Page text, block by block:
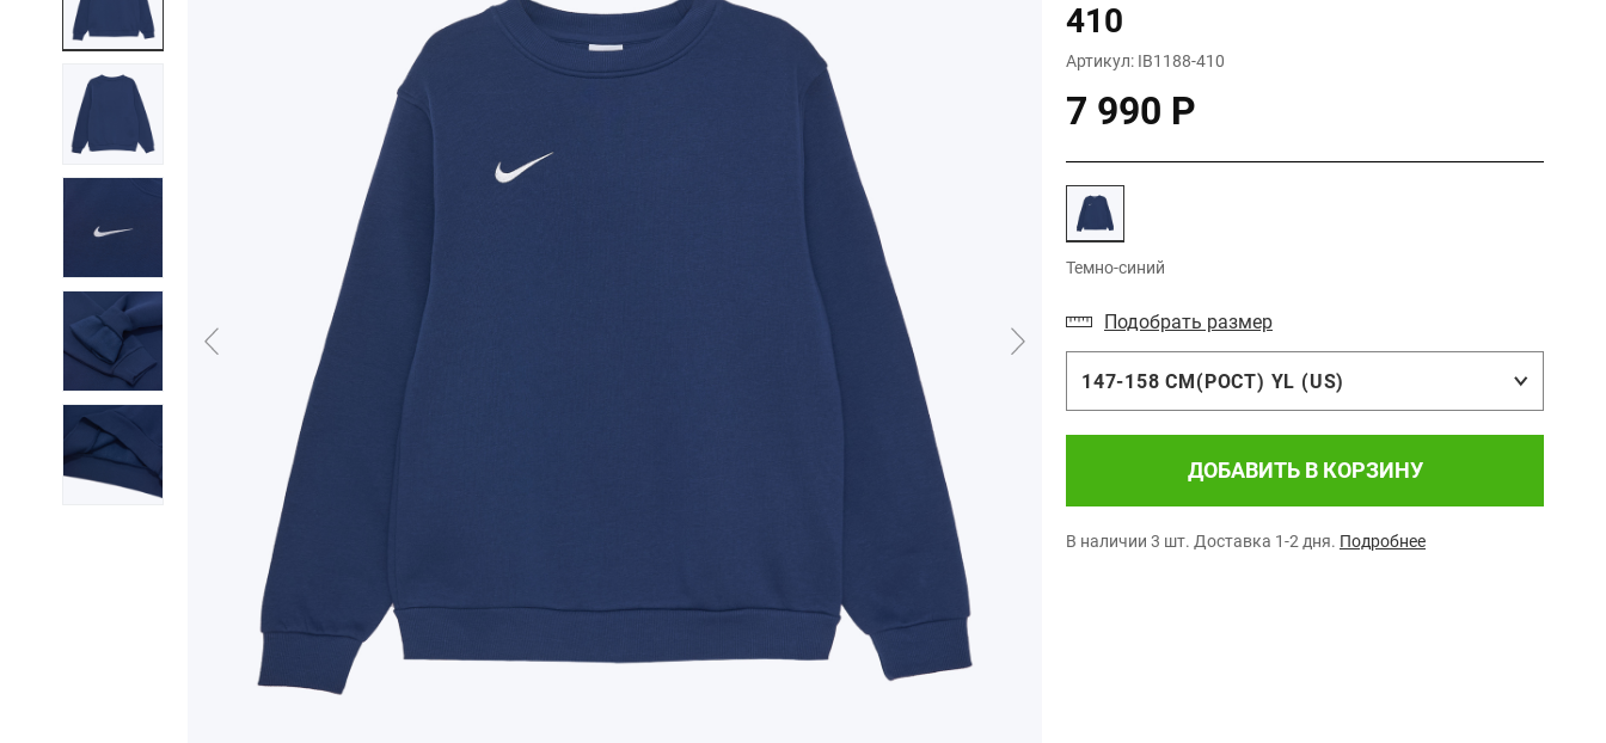
410
Артикул: IB1188-410
7 990 Р
Темно-синий
Подобрать размер
147-158 СМ(РОСТ) YL (US)
ДОБАВИТЬ В КОРЗИНУ
В наличии 3 шт. Доставка 1-2 дня. Подробнее